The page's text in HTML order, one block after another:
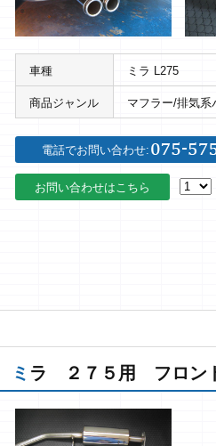
車種 ミラ L275
商品ジャンル マフラー/排気系
電話でお問い合わせ:
お問い合わせはこちら
ミラ ２７５用 フロン